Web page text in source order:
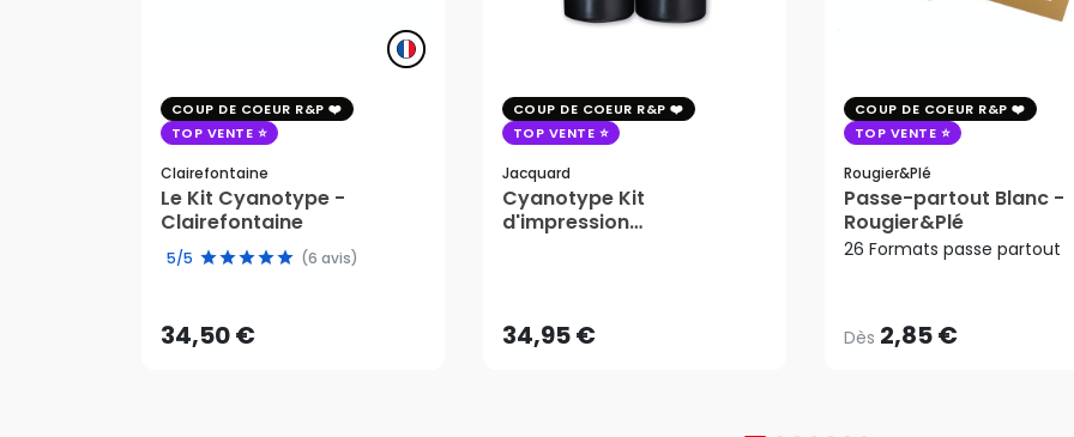
COUP DE COEUR R&P
TOP VENTE
Clairefontaine
Le Kit Cyanotype -
Clairefontaine
5/5 (6 avis)
34,50 €
34,50 €
AJOUTER AU PANIER
COUP DE COEUR R&P
TOP VENTE
Jacquard
Cyanotype Kit
d'impression
34,95 €AJOUTER AU PANIER
COUP DE COEUR R&P
TOP VENTE
Rougier&plé
Passe-partout Blanc -
Rougier&Plé
26 Formats passe partout
Dès 2,85 €
Dès2,85 €